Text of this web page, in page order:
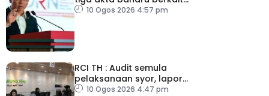
perumahan
10 Ogos 2026 4:57 pm
RCI TH : Audit semula
pelaksanaan syor, lapor
secara terus
10 Ogos 2026 4:47 pm